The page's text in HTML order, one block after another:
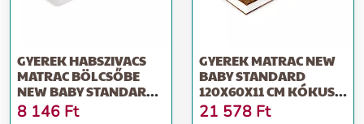
GYEREK HABSZIVACS
MATRAC BÖLCSŐBE
NEW BABY STANDARD
90X40X5 CM
8 146 Ft
GYEREK MATRAC NEW
BABY STANDARD
120X60X11 CM KÓKUSZ-
HABSZIVACS-KÓ...
21 578 Ft